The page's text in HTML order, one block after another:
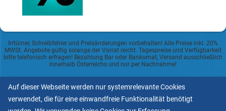
Irrtümer, Schreibfehler und Preisänderungen vorbehalten! Alle Preise inkl. 20%
MWSt. Angebote gültig solange der Vorrat reicht. Tagespreise und Verfügbarkeit
bitte telefonisch erfragen! Bezahlung Bar oder Bankomat, Versand ausschließlich
innerhalb Österreichs und nur per Nachnahme!
Datenschutzerklärung
Auf dieser Webseite werden nur systemrelevante Cookies
verwendet, die für eine einwandfreie Funktionalität benötigt